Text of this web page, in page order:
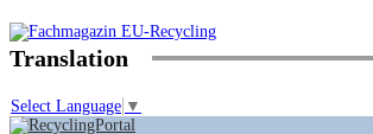
Translation
Select Language ▼